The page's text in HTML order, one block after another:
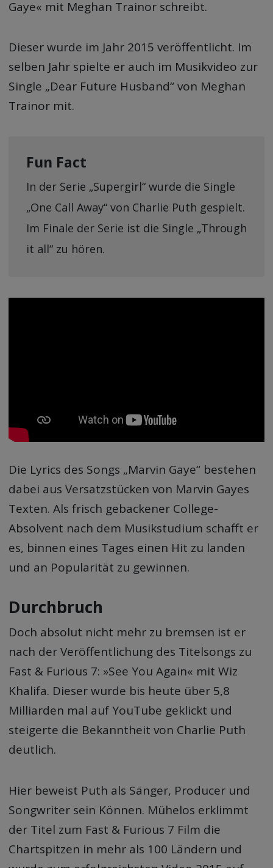
Gaye« mit Meghan Trainor schreibt.
Dieser wurde im Jahr 2015 veröffentlicht. Im
selben Jahr spielte er auch im Musikvideo zur
Single „Dear Future Husband“ von Meghan
Trainor mit.
Fun Fact
In der Serie „Supergirl“ wurde die Single
„One Call Away“ von Charlie Puth gespielt.
Im Finale der Serie ist die Single „Through
it all“ zu hören.
Die Lyrics des Songs „Marvin Gaye“ bestehen
dabei aus Versatzstücken von Marvin Gayes
Texten. Als frisch gebackener College-
Absolvent nach dem Musikstudium schafft er
es, binnen eines Tages einen Hit zu landen
und an Popularität zu gewinnen.
Durchbruch
Doch absolut nicht mehr zu bremsen ist er
nach der Veröffentlichung des Titelsongs zu
Fast & Furious 7: »See You Again« mit Wiz
Khalifa. Dieser wurde bis heute über 5,8
Milliarden mal auf YouTube geklickt und
steigerte die Bekanntheit von Charlie Puth
deutlich.
Hier beweist Puth als Sänger, Producer und
Songwriter sein Können. Mühelos erklimmt
der Titel zum Fast & Furious 7 Film die
Chartspitzen in mehr als 100 Ländern und